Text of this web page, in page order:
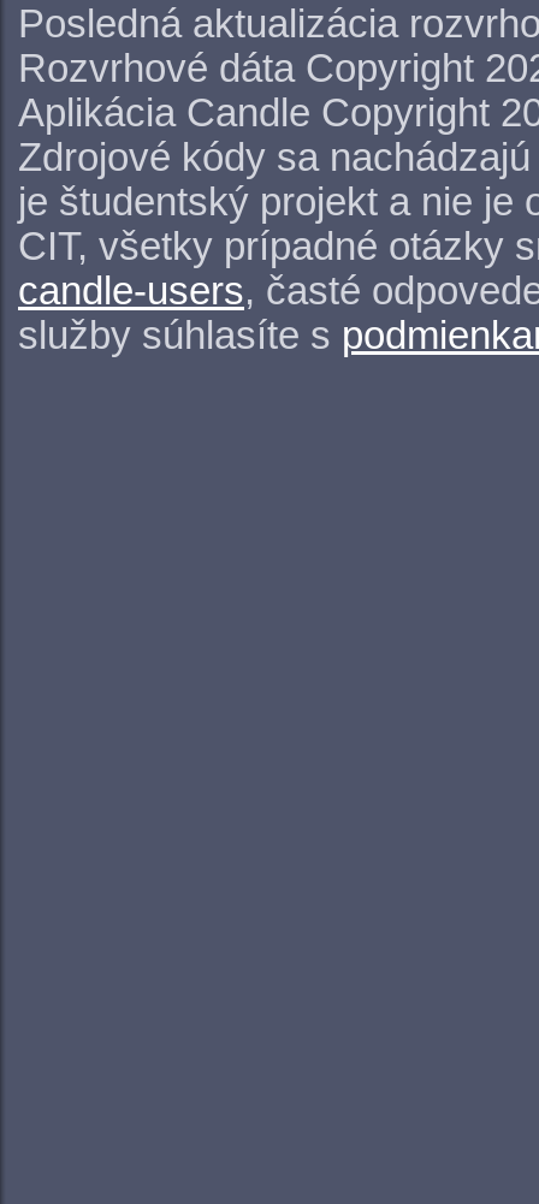
Posledná aktualizácia
Rozvrhové dáta Copyright
Aplikácia Candle Copyright
Zdrojové kódy sa
je študentský projekt a nie je
CIT, všetky prípadné otázky
candle-users, časté
služby súhlasíte s